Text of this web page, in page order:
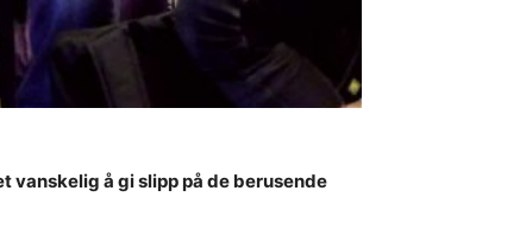
vanskelig å gi slipp på de berusende